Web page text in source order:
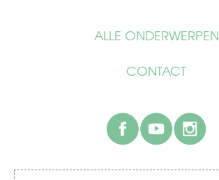
ALLE ONDERWERPEN
CONTACT
facebook